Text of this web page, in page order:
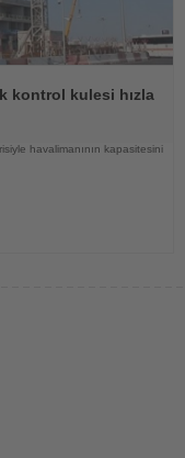
kontrol kulesi hızla
havalimanının kapasitesini